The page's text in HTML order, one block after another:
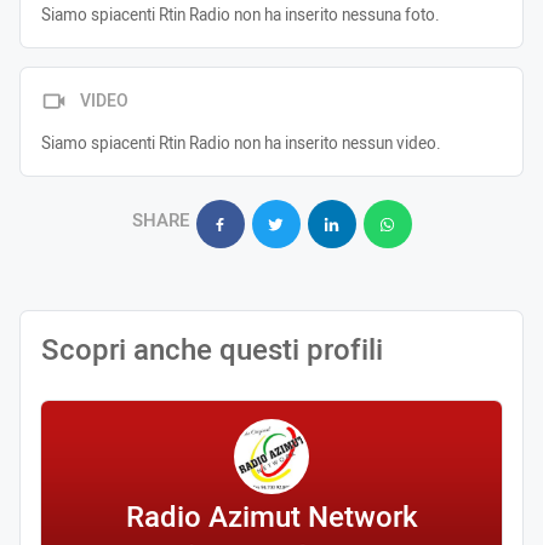
Siamo spiacenti Rtin Radio non ha inserito nessuna foto.
VIDEO
Siamo spiacenti Rtin Radio non ha inserito nessun video.
SHARE
Scopri anche questi profili
Radio Azimut Network